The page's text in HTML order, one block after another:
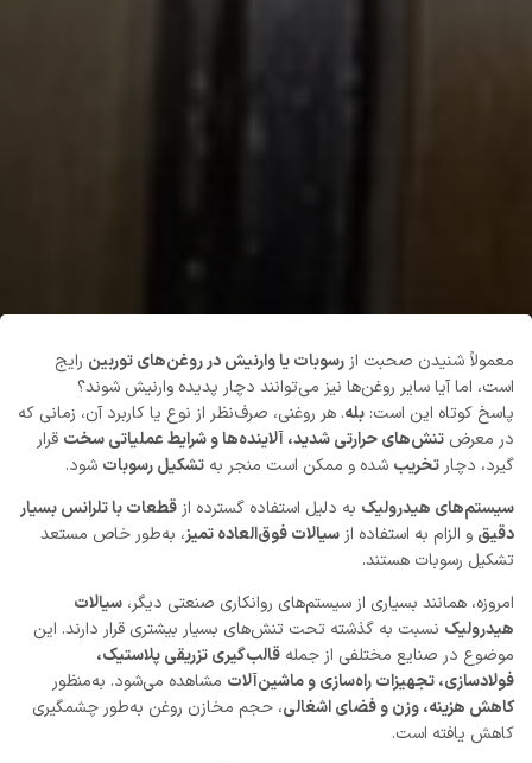
معمولاً شنیدن صحبت از رسوبات یا وارنیش در روغن‌های توربین رایج
است، اما آیا سایر روغن‌ها نیز می‌توانند دچار پدیده وارنیش شوند؟
پاسخ کوتاه این است: بله. هر روغنی، صرف‌نظر از نوع یا کاربرد آن، زمانی که
در معرض تنش‌های حرارتی شدید، آلاینده‌ها و شرایط عملیاتی سخت قرار
گیرد، دچار تخریب شده و ممکن است منجر به تشکیل رسوبات شود.
سیستم‌های هیدرولیک به دلیل استفاده گسترده از قطعات با تلرانس بسیار
دقیق و الزام به استفاده از سیالات فوق‌العاده تمیز، به‌طور خاص مستعد
تشکیل رسوبات هستند.
امروزه، همانند بسیاری از سیستم‌های روانکاری صنعتی دیگر، سیالات
هیدرولیک نسبت به گذشته تحت تنش‌های بسیار بیشتری قرار دارند. این
موضوع در صنایع مختلفی از جمله قالب‌گیری تزریقی پلاستیک،
فولادسازی، تجهیزات راه‌سازی و ماشین‌آلات مشاهده می‌شود. به‌منظور
کاهش هزینه، وزن و فضای اشغالی، حجم مخازن روغن به‌طور چشمگیری
کاهش یافته است.